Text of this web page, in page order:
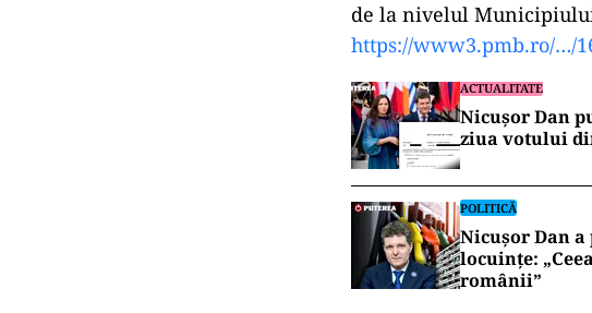
de la nivelul
https://www3.pmb.ro/…/
ACTUALITATE
Nicușor Dan
ziua votului
POLITICĂ
Nicușor Dan
locuințe:
românii”